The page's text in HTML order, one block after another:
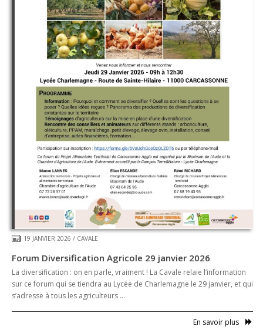
19 JANVIER 2026 / CAVALE
Forum Diversification Agricole 29 janvier 2026
La diversification : on en parle, vraiment ! La Cavale relaie l’information
sur ce forum qui se tiendra au Lycée de Charlemagne le 29 janvier, et qui
s’adresse à tous les agriculteurs …
En savoir plus